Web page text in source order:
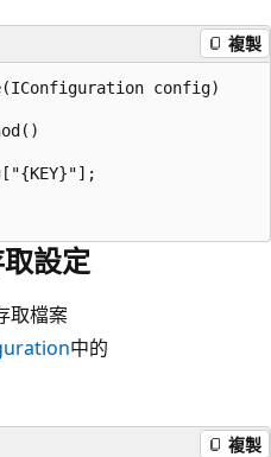
複製
config)
設定
取檔案
中的
複製